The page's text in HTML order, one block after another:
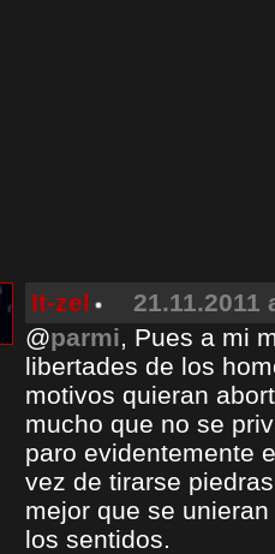
It-zel
21.11.2011
@parmi, Pues a mi
libertades de los
motivos quieran
mucho que no se
paro evidentemente
vez de tirarse
mejor que se
los sentidos.